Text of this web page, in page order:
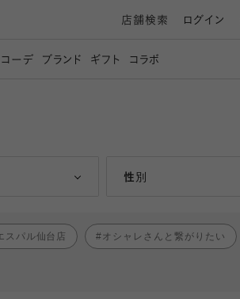
店舗検索 ログイン
コーデ ブランド ギフト コラボ
性別
女性
スパル仙台店 オシャレさんと繋がりたい